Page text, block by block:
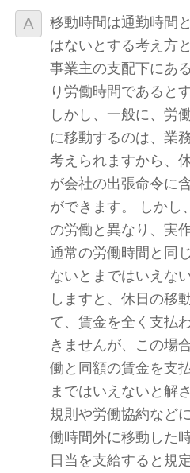
移動時間は通勤時間
はないとする考え方
事業主の支配下にあ
り労働時間であると
しかし、一般に、労
に移動するのは、業
考えられますから、
が会社の出張命令に
ができます。 しかし
の労働と異なり、実
通常の労働時間と同
ないとまではいえな
しますと、休日の移
て、賃金を全く支払
きませんが、この場
働と同額の賃金を支
まではいえないと解
規則や労働協約など
働時間外に移動した
日当を支給すると規